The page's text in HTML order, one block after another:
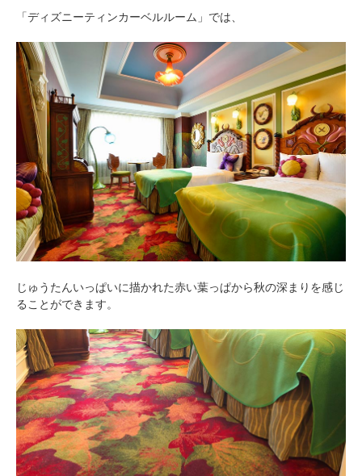
「ディズニーティンカーベルルーム」では、
じゅうたんいっぱいに描かれた赤い葉っぱから秋の深まりを感じ
ることができます。